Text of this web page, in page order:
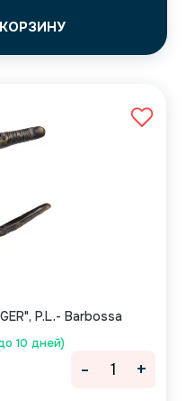
10 дней)
P.L.- Barbossa
- +